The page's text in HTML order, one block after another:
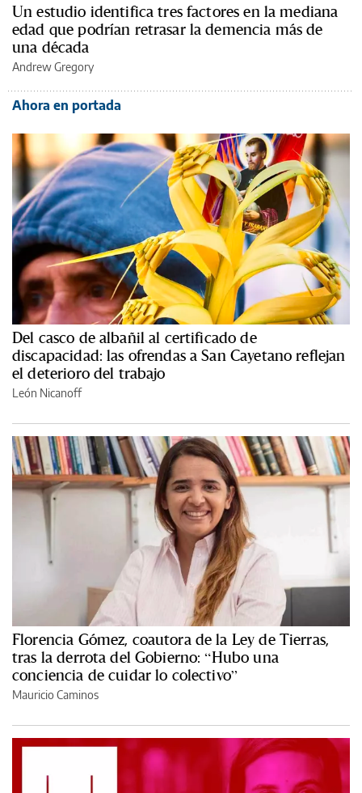
Un estudio identifica tres factores en la mediana
edad que podrían retrasar la demencia más de
una década
Andrew Gregory
Ahora en portada
Del casco de albañil al certificado de
discapacidad: las ofrendas a San Cayetano reflejan
el deterioro del trabajo
León Nicanoff
Florencia Gómez, coautora de la Ley de Tierras,
tras la derrota del Gobierno: “Hubo una
conciencia de cuidar lo colectivo”
Mauricio Caminos